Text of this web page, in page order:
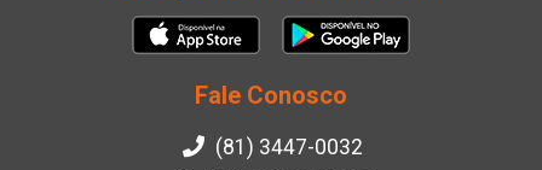
Fale Conosco
(81) 3447-0032